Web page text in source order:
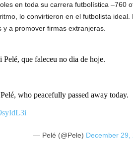
en toda su carrera futbolística –760
lo convirtieron en el futbolista
a promover firmas extranjeras.
que faleceu no dia de hoje.
who peacefully passed away today.
— Pelé (@Pele) December 29,